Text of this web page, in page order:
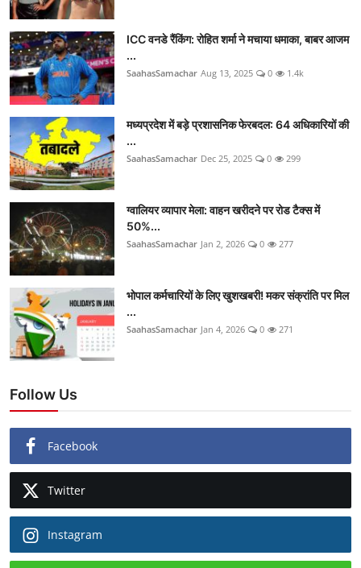
ICC वनडे रैंकिंग: रोहित शर्मा ने मचाया धमाका, बाबर आजम
...
SaahasSamachar Aug 13, 2025 0 1.4k
मध्यप्रदेश में बड़े प्रशासनिक फेरबदल: 64 अधिकारियों की
...
SaahasSamachar Dec 25, 2025 0 299
ग्वालियर व्यापार मेला: वाहन खरीदने पर रोड टैक्स में
50%...
SaahasSamachar Jan 2, 2026 0 277
भोपाल कर्मचारियों के लिए खुशखबरी! मकर संक्रांति पर मिल
...
SaahasSamachar Jan 4, 2026 0 271
Follow Us
Facebook
Twitter
Instagram